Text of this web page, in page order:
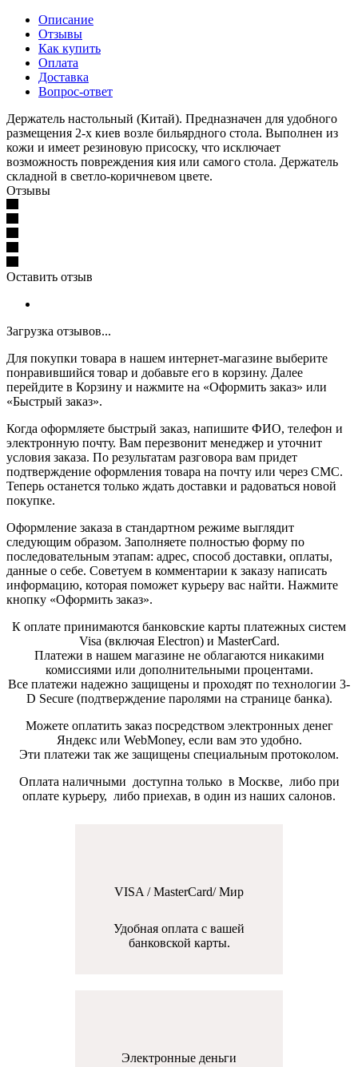
Описание
Отзывы
Как купить
Оплата
Доставка
Вопрос-ответ
Держатель настольный (Китай). Предназначен для удобного
размещения 2-х киев возле бильярдного стола. Выполнен из
кожи и имеет резиновую присоску, что исключает
возможность повреждения кия или самого стола. Держатель
складной в светло-коричневом цвете.
Отзывы
Оставить отзыв
Загрузка отзывов...
Для покупки товара в нашем интернет-магазине выберите
понравившийся товар и добавьте его в корзину. Далее
перейдите в Корзину и нажмите на «Оформить заказ» или
«Быстрый заказ».
Когда оформляете быстрый заказ, напишите ФИО, телефон и
электронную почту. Вам перезвонит менеджер и уточнит
условия заказа. По результатам разговора вам придет
подтверждение оформления товара на почту или через СМС.
Теперь останется только ждать доставки и радоваться новой
покупке.
Оформление заказа в стандартном режиме выглядит
следующим образом. Заполняете полностью форму по
последовательным этапам: адрес, способ доставки, оплаты,
данные о себе. Советуем в комментарии к заказу написать
информацию, которая поможет курьеру вас найти. Нажмите
кнопку «Оформить заказ».
К оплате принимаются банковские карты платежных систем
Visa (включая Electron) и MasterCard.
Платежи в нашем магазине не облагаются никакими
комиссиями или дополнительными процентами.
Все платежи надежно защищены и проходят по технологии 3-
D Secure (подтверждение паролями на странице банка).
Можете оплатить заказ посредством электронных денег
Яндекс или WebMoney, если вам это удобно.
Эти платежи так же защищены специальным протоколом.
Оплата наличными доступна только в Москве, либо при
оплате курьеру, либо приехав, в один из наших салонов.
VISA / MasterCard/ Мир
Удобная оплата с вашей
банковской карты.
Электронные деньги